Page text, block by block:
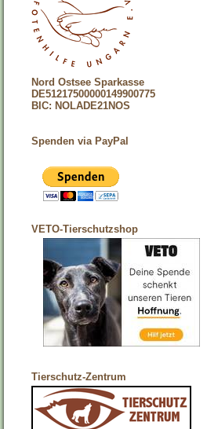
Nord Ostsee Sparkasse
DE51217500000149900775
BIC: NOLADE21NOS
Spenden via PayPal
VETO-Tierschutzshop
Tierschutz-Zentrum